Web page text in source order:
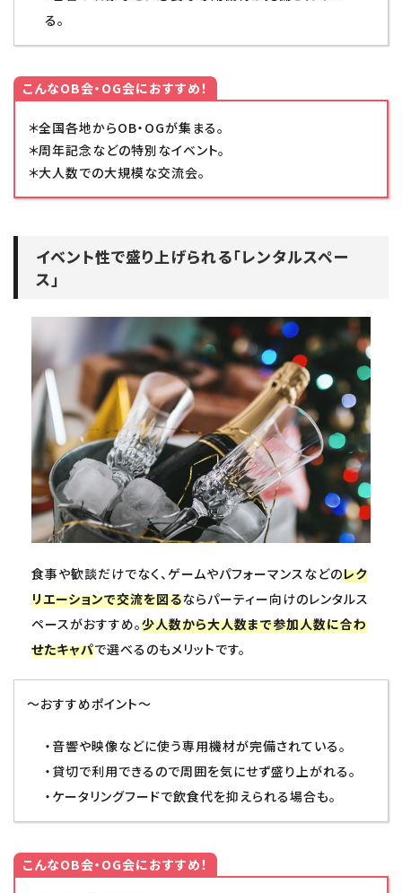
る。
こんなOB会・OG会におすすめ！
＊全国各地からOB・OGが集まる。
＊周年記念などの特別なイベント。
＊大人数での大規模な交流会。
イベント性で盛り上げられる「レンタルスペー
ス」
食事や歓談だけでなく、ゲームやパフォーマンスなどのレク
リエーションで交流を図るならパーティー向けのレンタルス
ペースがおすすめ。少人数から大人数まで参加人数に合わ
せたキャパで選べるのもメリットです。
～おすすめポイント～
・音響や映像などに使う専用機材が完備されている。
・貸切で利用できるので周囲を気にせず盛り上がれる。
・ケータリングフードで飲食代を抑えられる場合も。
こんなOB会・OG会におすすめ！